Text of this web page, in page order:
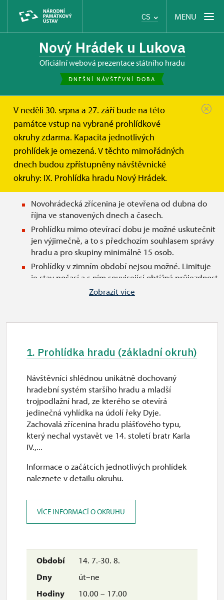
CS MENU
Nový Hrádek u Lukova
oficiální webová prezentace státního hradu
DNEŠNÍ NÁVŠTĚVNÍ DOBA
V neděli 30. srpna a 27. září bude na této
památce vstup na vybrané prohlídkové
okruhy zdarma. Kapacita jednotlivých
prohlídek je omezená. V těchto mimořádných
dnech budou zpřístupněny návštěvnické
okruhy: IX. Prohlídka hradu Nový Hrádek.
Nový Hrádek u Lukova
Informace pro návštěvníky
Návštěvní doba
Návštěvní doba
Otevírací doba:
Novohrádecká zřícenina je otevřena od dubna do
října ve stanovených dnech a časech.
Prohlídku mimo otevírací dobu je možné uskutečnit
jen výjimečně, a to s předchozím souhlasem správy
hradu a pro skupiny minimálně 15 osob.
Prohlídky v zimním období nejsou možné. Limituje
je stav počasí a s ním související obtížná průjezdnost
neudržovaných komunikací a dále situování
Uvedené časy návštěvní doby označují čas otevření
Státní svátky:
V případě státního svátku v pondělí, máme zavřeno
v úterý.
Zobrazit více
1. Prohlídka hradu (základní okruh)
14. 7.-30. 8.
út–ne
10.00 – 17.00
Návštěvníci shlédnou unikátně dochovaný
hradební systém staršího hradu a mladší
trojpodlažní hrad, ze kterého se otevírá
jedinečná vyhlídka na údolí řeky Dyje.
Zachovalá zřícenina hradu plášťového typu,
který nechal vystavět ve 14. století bratr Karla
IV.,...
Informace o začátcích jednotlivých prohlídek
naleznete v detailu okruhu.
VÍCE INFORMACÍ O OKRUHU